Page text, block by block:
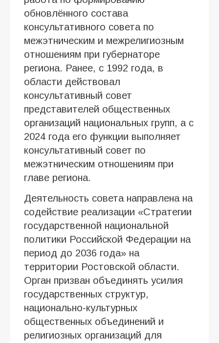
обновлённого состава
консультативного совета по
межэтническим и межрелигиозным
отношениям при губернаторе
региона. Ранее, с 1992 года, в
области действовал
консультативный совет
представителей общественных
организаций национальных групп, а с
2024 года его функции выполняет
консультативный совет по
межэтническим отношениям при
главе региона.
Деятельность совета направлена на
содействие реализации «Стратегии
государственной национальной
политики Российской Федерации на
период до 2036 года» на
территории Ростовской области.
Орган призван объединять усилия
государственных структур,
национально-культурных
общественных объединений и
религиозных организаций для